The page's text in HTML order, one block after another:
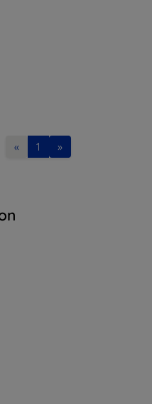
« 1 »